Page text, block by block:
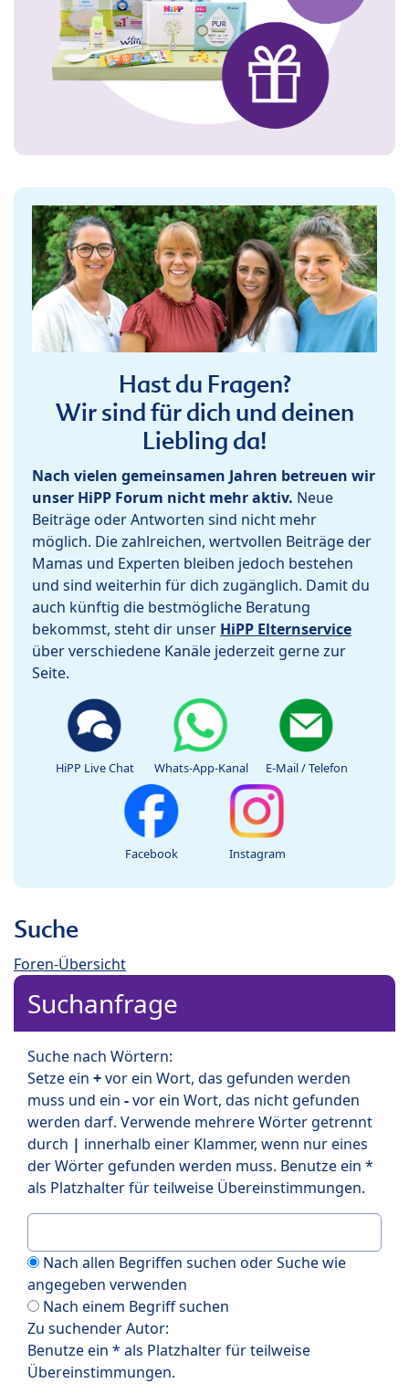
Hast du Fragen?
Wir sind für dich und deinen
Liebling da!
Nach vielen gemeinsamen Jahren betreuen wir
unser HiPP Forum nicht mehr aktiv. Neue
Beiträge oder Antworten sind nicht mehr
möglich. Die zahlreichen, wertvollen Beiträge der
Mamas und Experten bleiben jedoch bestehen
und sind weiterhin für dich zugänglich. Damit du
auch künftig die bestmögliche Beratung
bekommst, steht dir unser HiPP Elternservice
über verschiedene Kanäle jederzeit gerne zur
Seite.
HiPP Live Chat Whats-App-Kanal E-Mail / Telefon
Facebook Instagram
Suche
Foren-Übersicht
Suchanfrage
Suche nach Wörtern:
Setze ein +vor ein Wort, das gefunden werden
muss und ein -vor ein Wort, das nicht gefunden
werden darf. Verwende mehrere Wörter getrennt
durch | innerhalb einer Klammer, wenn nur eines
der Wörter gefunden werden muss. Benutze ein *
als Platzhalter für teilweise Übereinstimmungen.
Nach allen Begriffen suchen oder Suche wie
angegeben verwenden
Nach einem Begriff suchen
Zu suchender Autor:
Benutze ein * als Platzhalter für teilweise
Übereinstimmungen.